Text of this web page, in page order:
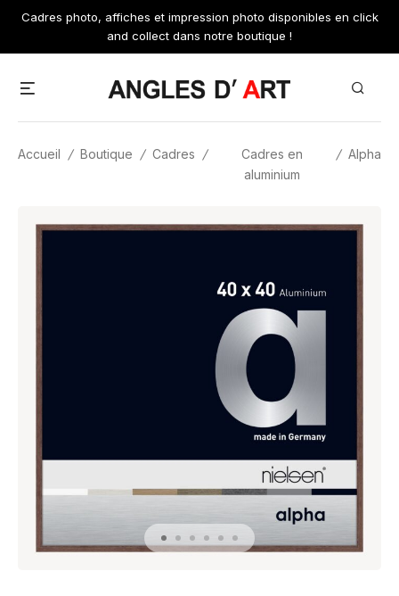
Skip
content
Cadres photo, affiches et impression photo disponibles en click
and collect dans notre boutique !
Accueil / Boutique / Cadres /
Cadres en
aluminium
/ Alpha